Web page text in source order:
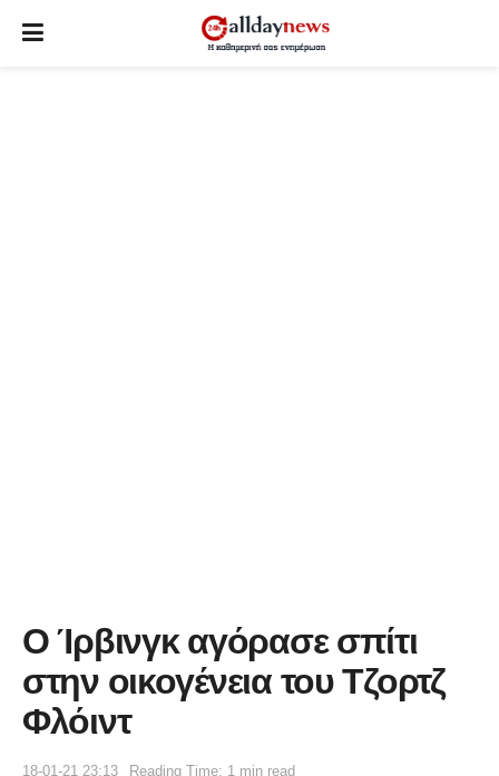
Ο Ίρβινγκ αγόρασε σπίτι
στην οικογένεια του Τζορτζ
Φλόιντ
18-01-21 23:13 Reading Time: 1 min read